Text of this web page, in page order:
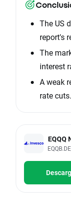
The US
report's
The
interest
A weak
rate cuts.
EQQQ